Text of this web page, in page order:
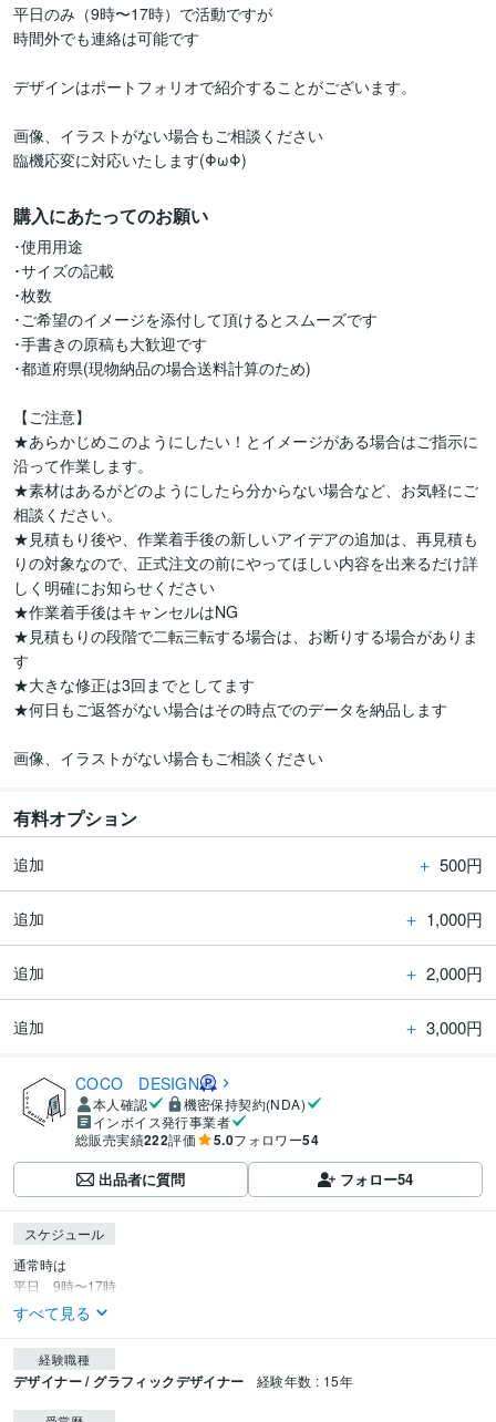
平日のみ（9時〜17時）で活動ですが
時間外でも連絡は可能です
デザインはポートフォリオで紹介することがございます。
画像、イラストがない場合もご相談ください
購入にあたってのお願い
･使用用途
･サイズの記載
･枚数
･ご希望のイメージを添付して頂けるとスムーズです
･手書きの原稿も大歓迎です
･都道府県(現物納品の場合送料計算のため)
【ご注意】
★あらかじめこのようにしたい！とイメージがある場合はご指示に
沿って作業します。
★素材はあるがどのようにしたら分からない場合など、お気軽にご
相談ください。
★見積もり後や、作業着手後の新しいアイデアの追加は、再見積も
りの対象なので、正式注文の前にやってほしい内容を出来るだけ詳
しく明確にお知らせください
★作業着手後はキャンセルはNG
★見積もりの段階で二転三転する場合は、お断りする場合がありま
す
★大きな修正は3回までとしてます
★何日もご返答がない場合はその時点でのデータを納品します
画像、イラストがない場合もご相談ください
有料オプション
追加 ＋ 500円
追加 ＋ 1,000円
追加 ＋ 2,000円
追加 ＋ 3,000円
COCO DESIGN
本人確認
機密保持契約(NDA)
インボイス発行事業者
総販売実績222評価 5.0フォロワー54
出品者に質問 フォロー54
スケジュール
通常時は
平日　9時〜17時
すべて見る
経験職種
デザイナー / グラフィックデザイナー 経験年数 : 15年